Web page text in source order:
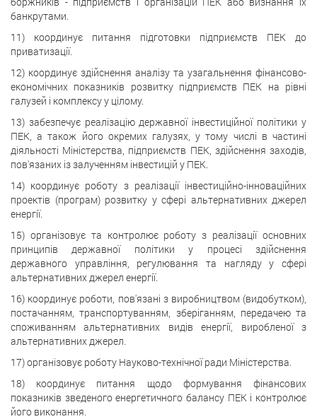
банкрутами.
11) координує питання підготовки підприємств ПЕК до
приватизації.
12) координує здійснення аналізу та узагальнення фінансово-
економічних показників розвитку підприємств ПЕК на рівні
галузей і комплексу у цілому.
13) забезпечує реалізацію державної інвестиційної політики у
ПЕК, а також його окремих галузях, у тому числі в частині
діяльності Міністерства, підприємств ПЕК, здійснення заходів,
пов'язаних із залученням інвестицій у ПЕК.
14) координує роботу з реалізації інвестиційно-інноваційних
проектів (програм) розвитку у сфері альтернативних джерел
енергії.
15) організовує та контролює роботу з реалізації основних
принципів державної політики у процесі здійснення
державного управління, регулювання та нагляду у сфері
альтернативних джерел енергії.
16) координує роботи, пов'язані з виробництвом (видобутком),
постачанням, транспортуванням, зберіганням, передачею та
споживанням альтернативних видів енергії, виробленої з
альтернативних джерел.
17) організовує роботу Науково-технічної ради Міністерства.
18) координує питання щодо формування фінансових
показників зведеного енергетичного балансу ПЕК і контролює
його виконання.